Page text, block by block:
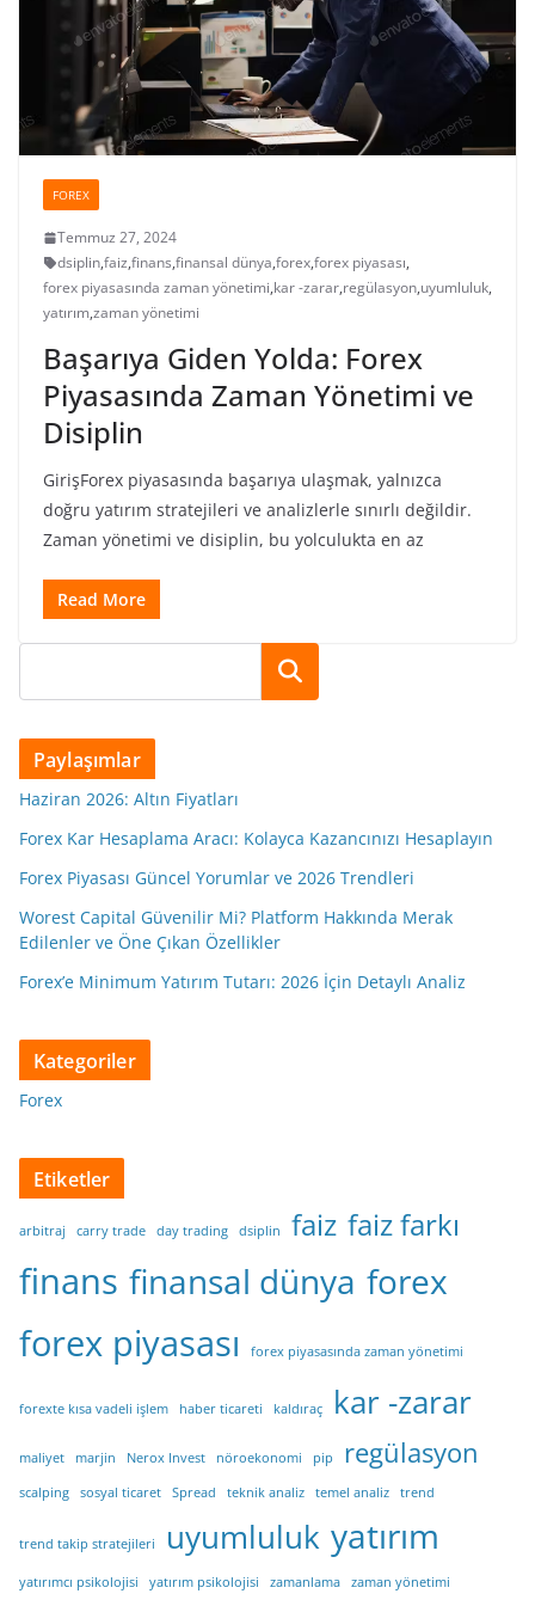
FOREX
Temmuz 27, 2024
dsiplin,faiz,finans,finansal dünya,forex,forex piyasası,
forex piyasasında zaman yönetimi,kar -zarar,regülasyon,uyumluluk,
yatırım,zaman yönetimi
Başarıya Giden Yolda: Forex
Piyasasında Zaman Yönetimi ve
Disiplin
GirişForex piyasasında başarıya ulaşmak, yalnızca
doğru yatırım stratejileri ve analizlerle sınırlı değildir.
Zaman yönetimi ve disiplin, bu yolculukta en az
Read More
Ara
Paylaşımlar
Haziran 2026: Altın Fiyatları
Forex Kar Hesaplama Aracı: Kolayca Kazancınızı Hesaplayın
Forex Piyasası Güncel Yorumlar ve 2026 Trendleri
Worest Capital Güvenilir Mi? Platform Hakkında Merak
Edilenler ve Öne Çıkan Özellikler
Forex’e Minimum Yatırım Tutarı: 2026 İçin Detaylı Analiz
Kategoriler
Forex
Etiketler
arbitraj carry trade day trading dsiplin faiz faiz farkı
finans finansal dünya forex
forex piyasası forex piyasasında zaman yönetimi
forexte kısa vadeli işlem haber ticareti kaldıraç kar -zarar
maliyet marjin Nerox Invest nöroekonomi pip regülasyon
scalping sosyal ticaret Spread teknik analiz temel analiz trend
trend takip stratejileri uyumluluk yatırım
yatırımcı psikolojisi yatırım psikolojisi zamanlama zaman yönetimi